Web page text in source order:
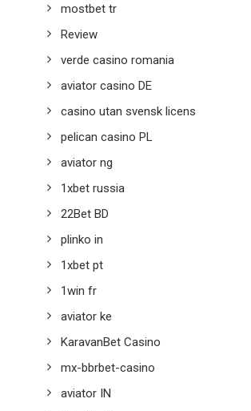
mostbet tr
Review
verde casino romania
aviator casino DE
casino utan svensk licens
pelican casino PL
aviator ng
1xbet russia
22Bet BD
plinko in
1xbet pt
1win fr
aviator ke
KaravanBet Casino
mx-bbrbet-casino
aviator IN